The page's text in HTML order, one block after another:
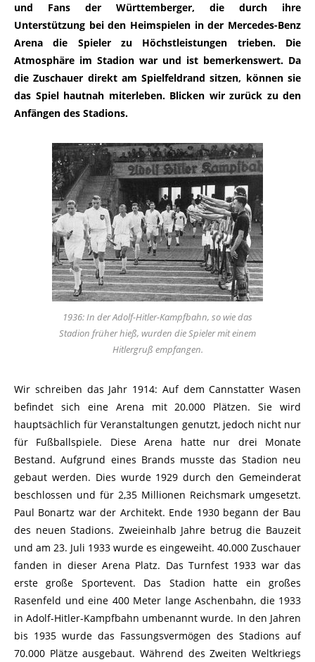
und Fans der Württemberger, die durch ihre
Unterstützung bei den Heimspielen in der Mercedes-Benz
Arena die Spieler zu Höchstleistungen trieben. Die
Atmosphäre im Stadion war und ist bemerkenswert. Da
die Zuschauer direkt am Spielfeldrand sitzen, können sie
das Spiel hautnah miterleben. Blicken wir zurück zu den
Anfängen des Stadions.
1936: In der Adolf-Hitler-Kampfbahn, so wie das
Stadion früher hieß, wurden die Spieler mit einem
Hitlergruß empfangen.
Wir schreiben das Jahr 1914: Auf dem Cannstatter Wasen
befindet sich eine Arena mit 20.000 Plätzen. Sie wird
hauptsächlich für Veranstaltungen genutzt, jedoch nicht nur
für Fußballspiele. Diese Arena hatte nur drei Monate
Bestand. Aufgrund eines Brands musste das Stadion neu
gebaut werden. Dies wurde 1929 durch den Gemeinderat
beschlossen und für 2,35 Millionen Reichsmark umgesetzt.
Paul Bonartz war der Architekt. Ende 1930 begann der Bau
des neuen Stadions. Zweieinhalb Jahre betrug die Bauzeit
und am 23. Juli 1933 wurde es eingeweiht. 40.000 Zuschauer
fanden in dieser Arena Platz. Das Turnfest 1933 war das
erste große Sportevent. Das Stadion hatte ein großes
Rasenfeld und eine 400 Meter lange Aschenbahn, die 1933
in Adolf-Hitler-Kampfbahn umbenannt wurde. In den Jahren
bis 1935 wurde das Fassungsvermögen des Stadions auf
70.000 Plätze ausgebaut. Während des Zweiten Weltkriegs